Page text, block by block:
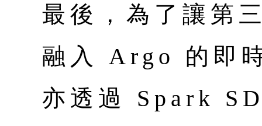
最後，為了讓第
融入 Argo 的即
亦透過 Spark